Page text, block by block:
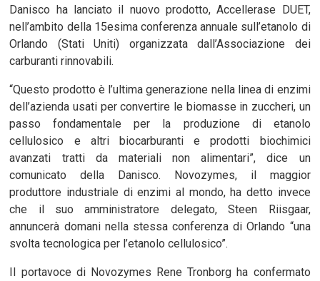
Danisco ha lanciato il nuovo prodotto, Accellerase DUET,
nell’ambito della 15esima conferenza annuale sull’etanolo di
Orlando (Stati Uniti) organizzata dall’Associazione dei
carburanti rinnovabili.
“Questo prodotto è l’ultima generazione nella linea di enzimi
dell’azienda usati per convertire le biomasse in zuccheri, un
passo fondamentale per la produzione di etanolo
cellulosico e altri biocarburanti e prodotti biochimici
avanzati tratti da materiali non alimentari”, dice un
comunicato della Danisco. Novozymes, il maggior
produttore industriale di enzimi al mondo, ha detto invece
che il suo amministratore delegato, Steen Riisgaar,
annuncerà domani nella stessa conferenza di Orlando “una
svolta tecnologica per l’etanolo cellulosico”.
Il portavoce di Novozymes Rene Tronborg ha confermato